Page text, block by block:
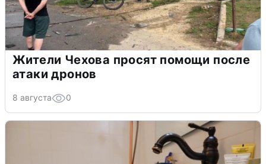
Жители Чехова просят помощи после
атаки дронов
8 августа 0